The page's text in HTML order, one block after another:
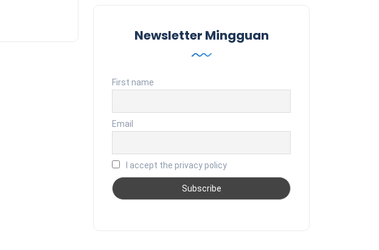
Newsletter Mingguan
First name
Email
I accept the privacy policy